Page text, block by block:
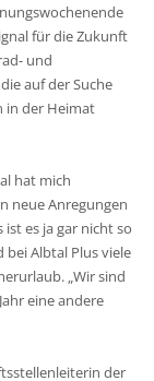
für die Zukunft
und
auf der Suche
in der Heimat
hat mich
neue Anregungen
es ja gar nicht so
bei Albtal Plus viele
„Wir sind
eine andere
der